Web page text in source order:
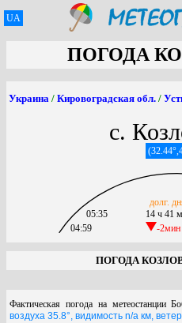
UA
ПОГОДА
Украина / Кировоградская обл. /
с.
04:59
05:35
14 ч 41
-2мин
долг.
ПОГОДА
Фактическая погода на метеостанции
воздуха 35.8°, видимость n/a км,